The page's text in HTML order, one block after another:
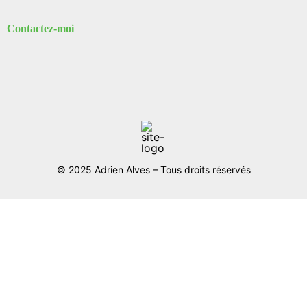
Contactez-moi
© 2025 Adrien Alves – Tous droits réservés